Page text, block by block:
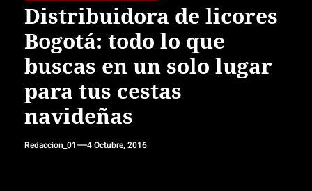
Distribuidora de licores
Bogotá: todo lo que
buscas en un solo lugar
para tus cestas
navideñas
Redaccion_01 4 Octubre, 2016